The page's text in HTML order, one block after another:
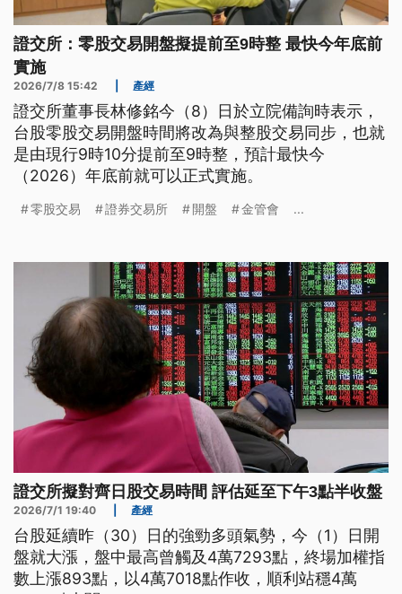
證交所：零股交易開盤擬提前至9時整 最快今年底前
實施
2026/7/8 15:42 產經
證交所董事長林修銘今（8）日於立院備詢時表示，
台股零股交易開盤時間將改為與整股交易同步，也就
是由現行9時10分提前至9時整，預計最快今
（2026）年底前就可以正式實施。
零股交易 證券交易所 開盤 金管會 ...
證交所擬對齊日股交易時間 評估延至下午3點半收盤
2026/7/1 19:40 產經
台股延續昨（30）日的強勁多頭氣勢，今（1）日開
盤就大漲，盤中最高曾觸及4萬7293點，終場加權指
數上漲893點，以4萬7018點作收，順利站穩4萬